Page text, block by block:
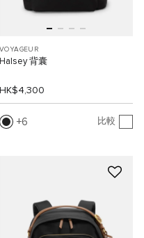
VOYAGEUR
Halsey 背囊
HK$4,300
6 比較